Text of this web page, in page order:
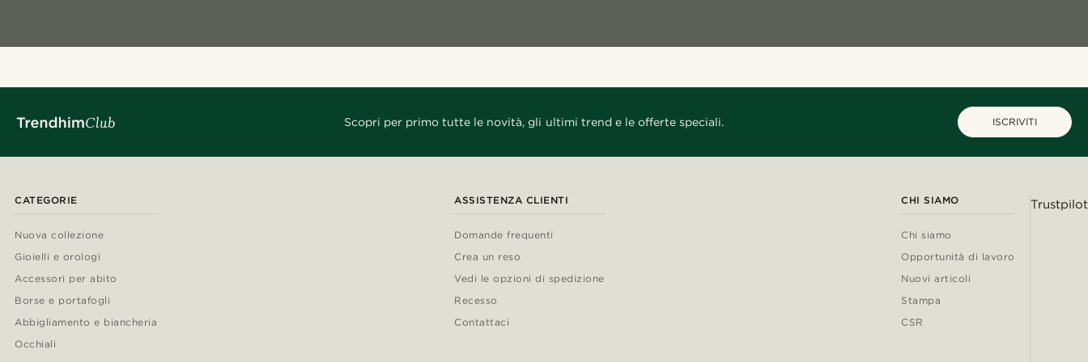
Scopri per primo tutte le novità, gli ultimi trend e le offerte speciali. ISCRIVITI
CATEGORIE
Nuova collezione
Gioielli e orologi
Accessori per abito
Borse e portafogli
Abbigliamento e biancheria
Occhiali
ASSISTENZA CLIENTI
Domande frequenti
Crea un reso
Vedi le opzioni di spedizione
Recesso
Contattaci
CHI SIAMO
Chi siamo
Opportunità di lavoro
Nuovi articoli
Stampa
CSR
Trustpilot